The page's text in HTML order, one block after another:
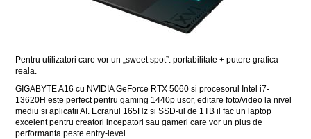
Pentru utilizatori care vor un „sweet spot”: portabilitate + putere grafica
reala.
GIGABYTE A16 cu NVIDIA GeForce RTX 5060 si procesorul Intel i7-
13620H este perfect pentru gaming 1440p usor, editare foto/video la nivel
mediu si aplicatii AI. Ecranul 165Hz si SSD-ul de 1TB il fac un laptop
excelent pentru creatori incepatori sau gameri care vor un plus de
performanta peste entry-level.